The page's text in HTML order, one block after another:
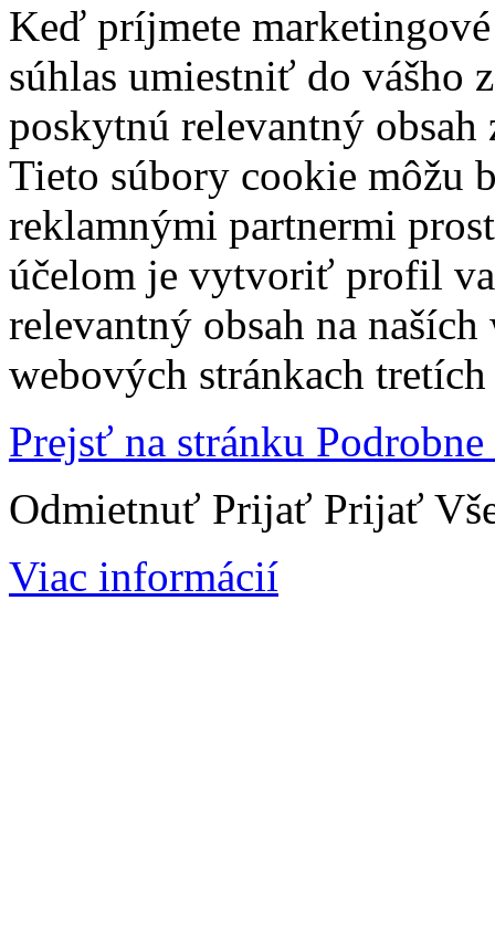
Keď príjmete
súhlas umiestniť do vášho
poskytnú relevantný
Tieto súbory cookie môžu
reklamnými partnermi
účelom je vytvoriť profil
relevantný obsah na
webových stránkach tretích
Prejsť na stránku
Odmietnuť Prijať Prijať
Viac informácií